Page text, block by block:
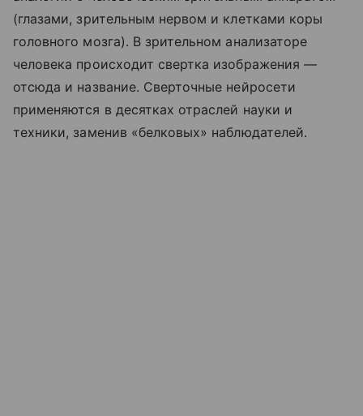
(глазами, зрительным нервом и клетками коры
головного мозга). В зрительном анализаторе
человека происходит свертка изображения —
отсюда и название. Сверточные нейросети
применяются в десятках отраслей науки и
техники, заменив «белковых» наблюдателей.